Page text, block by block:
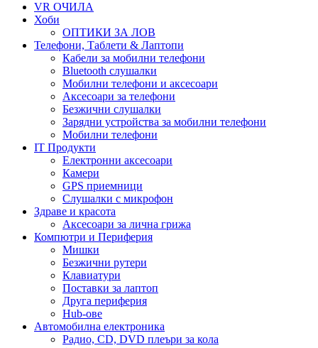
VR ОЧИЛА
Хоби
ОПТИКИ ЗА ЛОВ
Телефони, Таблети & Лаптопи
Кабели за мобилни телефони
Bluetooth слушалки
Мобилни телефони и аксесоари
Аксесоари за телефони
Безжични слушалки
Зарядни устройства за мобилни телефони
Мобилни телефони
IT Продукти
Електронни аксесоари
Камери
GPS приемници
Слушалки с микрофон
Здраве и красота
Аксесоари за лична грижа
Компютри и Периферия
Мишки
Безжични рутери
Клавиатури
Поставки за лаптоп
Друга периферия
Hub-ове
Автомобилна електроника
Радио, CD, DVD плеъри за кола